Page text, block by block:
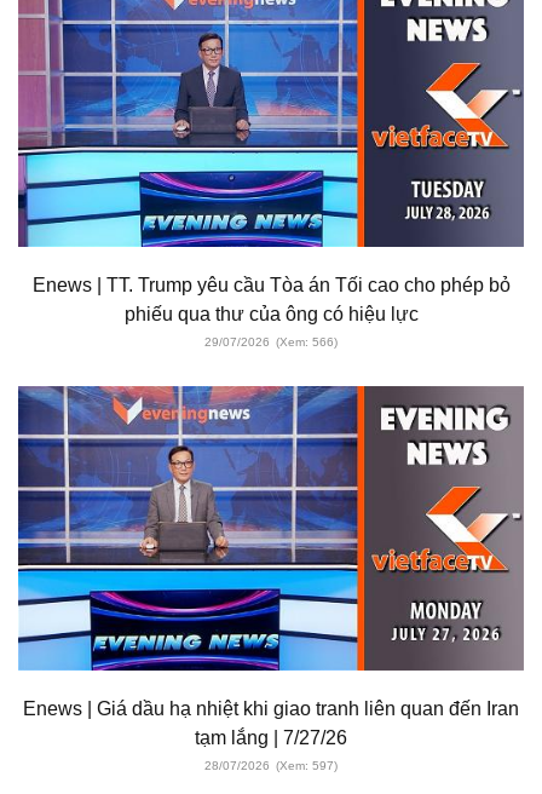
Enews | TT. Trump yêu cầu Tòa án Tối cao cho phép bỏ
phiếu qua thư của ông có hiệu lực
29/07/2026 (Xem: 566)
Enews | Giá dầu hạ nhiệt khi giao tranh liên quan đến Iran
tạm lắng | 7/27/26
28/07/2026 (Xem: 597)